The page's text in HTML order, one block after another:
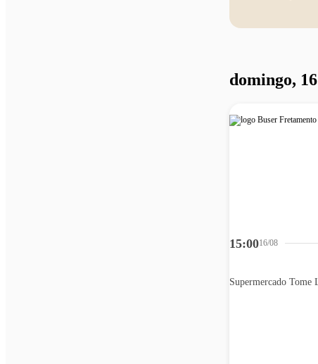
domingo,
15:0016/08
Supermercado Tome